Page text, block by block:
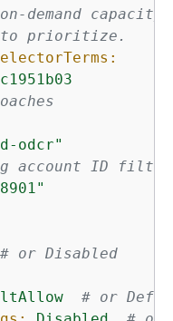
demand
to prioritize.
odcr"
account ID filter
# or Disabled
# or